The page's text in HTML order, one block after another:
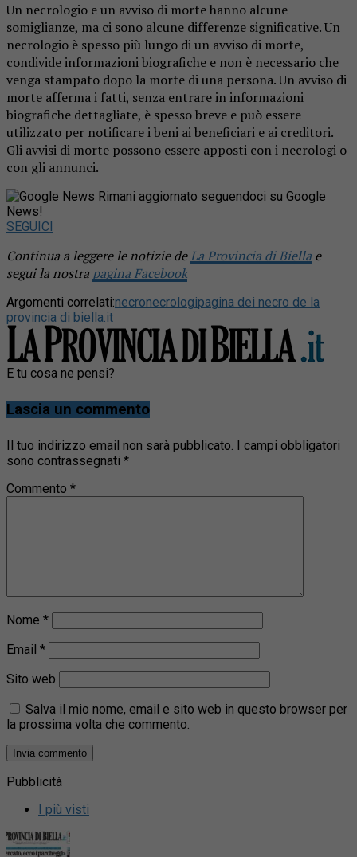
Un necrologio e un avviso di morte hanno alcune
somiglianze, ma ci sono alcune differenze significative. Un
necrologio è spesso più lungo di un avviso di morte,
condivide informazioni biografiche e non è necessario che
venga stampato dopo la morte di una persona. Un avviso di
morte afferma i fatti, senza entrare in informazioni
biografiche dettagliate, è spesso breve e può essere
utilizzato per notificare i beni ai beneficiari e ai creditori.
Gli avvisi di morte possono essere apposti con i necrologi o
con gli annunci.
Rimani aggiornato seguendoci su Google
News!
SEGUICI
Continua a leggere le notizie deLa Provincia di Biella e
segui la nostra pagina Facebook
Argomenti correlati:necronecrologipagina dei necro de la
provincia di biella.it
E tu cosa ne pensi?
Lascia un commento
Il tuo indirizzo email non sarà pubblicato. I campi obbligatori
sono contrassegnati *
Commento *
Nome *
Email *
Sito web
Salva il mio nome, email e sito web in questo browser per
la prossima volta che commento.
Pubblicità
I più visti